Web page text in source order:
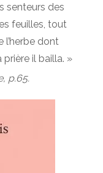
senteurs des
feuilles, tout
l’herbe dont
prière il bailla. »
, p.65.